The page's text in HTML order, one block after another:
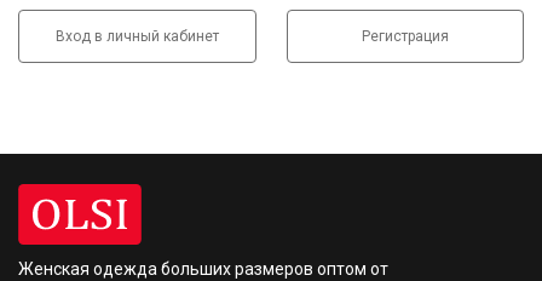
Вход в личный кабинет Регистрация
Женская одежда больших размеров оптом от